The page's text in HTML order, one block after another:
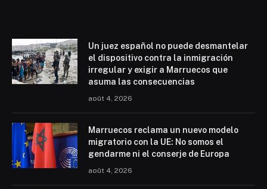
Un juez español no puede desmantelar
el dispositivo contra la inmigración
irregular y exigir a Marruecos que
asuma las consecuencias
août 4, 2026
Marruecos reclama un nuevo modelo
migratorio con la UE: No somos el
gendarme ni el conserje de Europa
août 4, 2026